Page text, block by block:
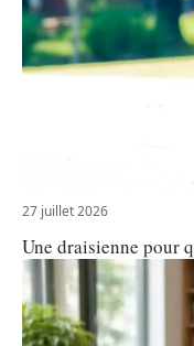
27 juillet 2026
Une draisienne pour